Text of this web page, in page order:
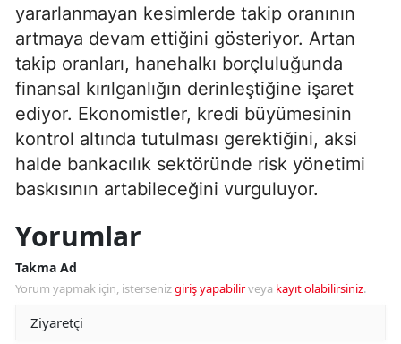
yararlanmayan kesimlerde takip oranının
artmaya devam ettiğini gösteriyor. Artan
takip oranları, hanehalkı borçluluğunda
finansal kırılganlığın derinleştiğine işaret
ediyor. Ekonomistler, kredi büyümesinin
kontrol altında tutulması gerektiğini, aksi
halde bankacılık sektöründe risk yönetimi
baskısının artabileceğini vurguluyor.
Yorumlar
Takma Ad
Yorum yapmak için, istersenizgiriş yapabilirveya kayıt olabilirsiniz.